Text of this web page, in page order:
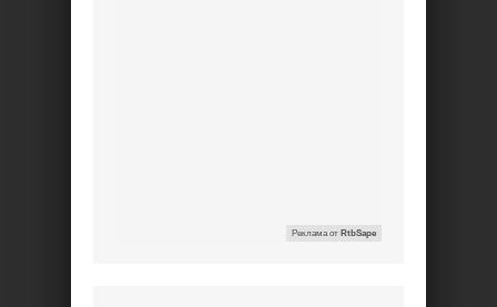
Реклама от RtbSape